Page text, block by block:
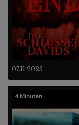
07.11.2025
4 Minuten